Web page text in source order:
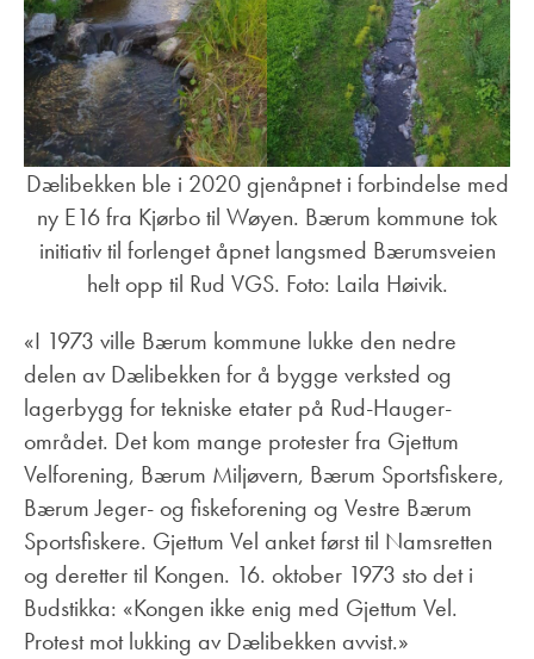
Dælibekken ble i 2020 gjenåpnet i forbindelse med
ny E16 fra Kjørbo til Wøyen. Bærum kommune tok
initiativ til forlenget åpnet langsmed Bærumsveien
helt opp til Rud VGS. Foto: Laila Høivik.
«I 1973 ville Bærum kommune lukke den nedre
delen av Dælibekken for å bygge verksted og
lagerbygg for tekniske etater på Rud-Hauger-
området. Det kom mange protester fra Gjettum
Velforening, Bærum Miljøvern, Bærum Sportsfiskere,
Bærum Jeger- og fiskeforening og Vestre Bærum
Sportsfiskere. Gjettum Vel anket først til Namsretten
og deretter til Kongen. 16. oktober 1973 sto det i
Budstikka: «Kongen ikke enig med Gjettum Vel.
Protest mot lukking av Dælibekken avvist.»